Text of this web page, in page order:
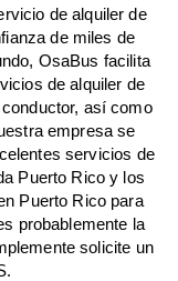
de alquiler de
de miles de
OsaBus facilita
de alquiler de
así como
empresa se
servicios de
Puerto Rico y los
Puerto Rico para
probablemente la
solicite un